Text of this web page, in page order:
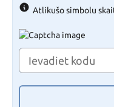
Atlikušo simbolu